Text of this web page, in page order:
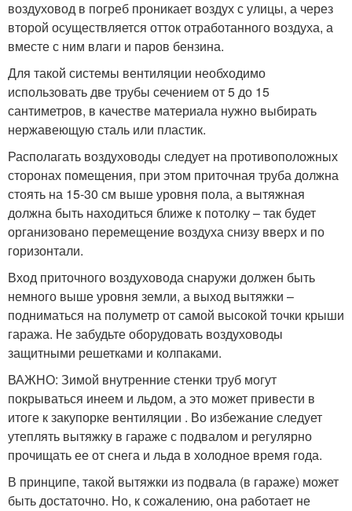
воздуховод в погреб проникает воздух с улицы, а через
второй осуществляется отток отработанного воздуха, а
вместе с ним влаги и паров бензина.
Для такой системы вентиляции необходимо
использовать две трубы сечением от 5 до 15
сантиметров, в качестве материала нужно выбирать
нержавеющую сталь или пластик.
Располагать воздуховоды следует на противоположных
сторонах помещения, при этом приточная труба должна
стоять на 15-30 см выше уровня пола, а вытяжная
должна быть находиться ближе к потолку – так будет
организовано перемещение воздуха снизу вверх и по
горизонтали.
Вход приточного воздуховода снаружи должен быть
немного выше уровня земли, а выход вытяжки –
подниматься на полуметр от самой высокой точки крыши
гаража. Не забудьте оборудовать воздуховоды
защитными решетками и колпаками.
ВАЖНО: Зимой внутренние стенки труб могут
покрываться инеем и льдом, а это может привести в
итоге к закупорке вентиляции . Во избежание следует
утеплять вытяжку в гараже с подвалом и регулярно
прочищать ее от снега и льда в холодное время года.
В принципе, такой вытяжки из подвала (в гараже) может
быть достаточно. Но, к сожалению, она работает не